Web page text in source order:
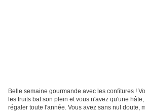
Belle semaine gourmande avec les confitures !
les fruits bat son plein et vous n'avez qu'une
régaler toute l'année. Vous avez sans nul doute,